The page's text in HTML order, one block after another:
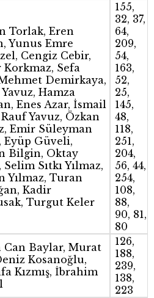
Torlak, Eren
Yunus Emre
Cengiz Cebir,
Korkmaz, Sefa
Demirkaya,
Hamza
Enes Azar, İsmail
Yavuz, Özkan
Emir Süleyman
Eyüp Güveli,
Bilgin, Oktay
Sıtkı Yılmaz,
Yılmaz, Turan
Kadir
Turgut Keler
155,
32, 37,
64,
209,
54,
163,
52,
25,
145,
48,
118,
251,
204,
56, 44,
254,
108,
88,
90, 81,
80
Can Baylar, Murat
Kosanoğlu,
Kızmış, İbrahim
126,
188,
239,
138,
223